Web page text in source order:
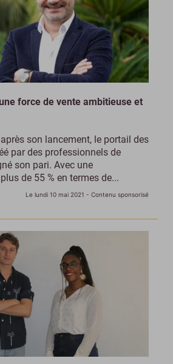
force de vente ambitieuse et
son lancement, le portail des
par des professionnels de
son pari. Avec une
de 55 % en termes de...
Le lundi 10 mai 2021 - Contenu sponsorisé